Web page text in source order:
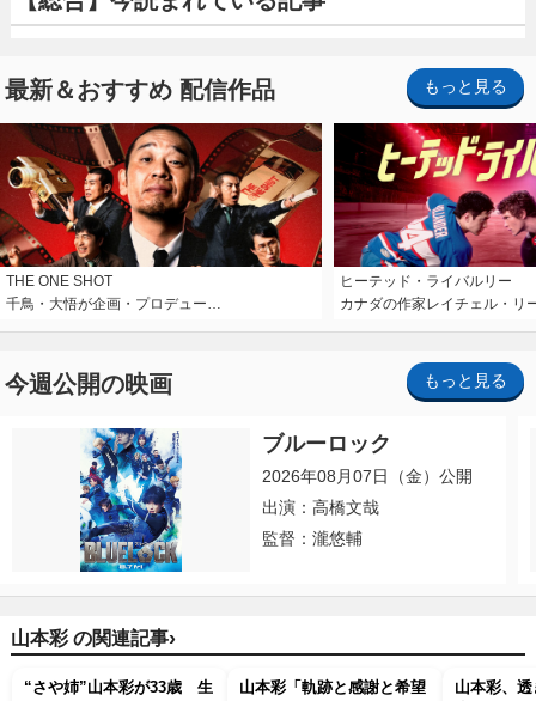
最新＆おすすめ 配信作品 もっと見る
THE ONE SHOT
千鳥・大悟が企画・プロデュー…
ヒーテッド・ライバルリー
カナダの作家レイチェル・リ
今週公開の映画 もっと見る
ブルーロック
2026年08月07日（金）公開
出演：高橋文哉
監督：瀧悠輔
山本彩 の関連記事›
“さや姉”山本彩が33歳 生
山本彩「軌跡と感謝と希望
山本彩、